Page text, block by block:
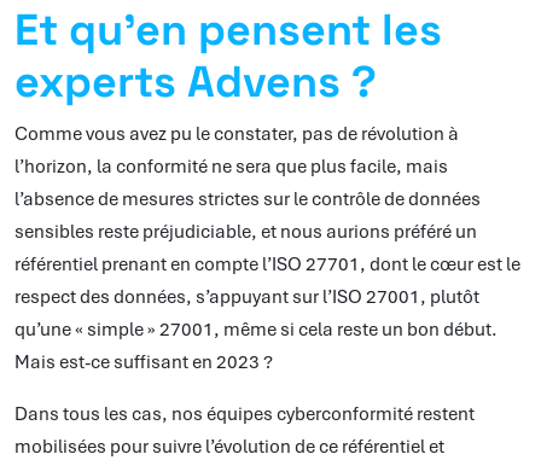
Et qu’en pensent les
experts Advens ?
Comme vous avez pu le constater, pas de révolution à
l’horizon, la conformité ne sera que plus facile, mais
l’absence de mesures strictes sur le contrôle de données
sensibles reste préjudiciable, et nous aurions préféré un
référentiel prenant en compte l’ISO 27701, dont le cœur est le
respect des données, s’appuyant sur l’ISO 27001, plutôt
qu’une « simple » 27001, même si cela reste un bon début.
Mais est-ce suffisant en 2023 ?
Dans tous les cas, nos équipes cyberconformité restent
mobilisées pour suivre l’évolution de ce référentiel et